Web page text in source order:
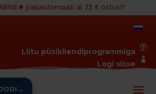
pakiautomaati al 75 € ostust!

Liitu püsikliendiprogrammiga

Logi sisse